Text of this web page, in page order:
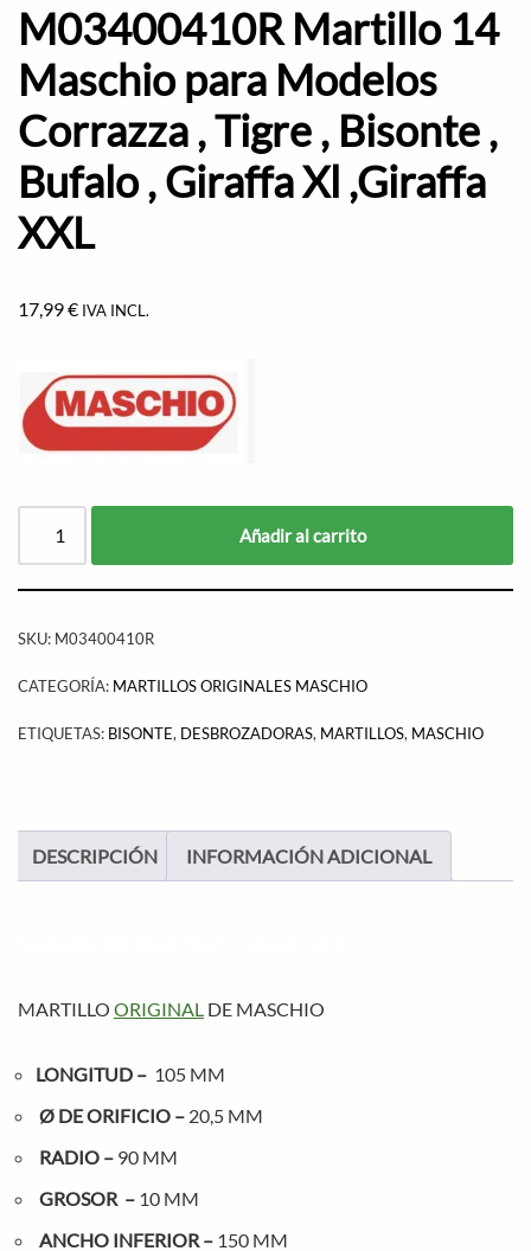
M03400410R Martillo 14
Maschio para Modelos
Corrazza , Tigre , Bisonte ,
Bufalo , Giraffa Xl ,Giraffa
XXL
17,99€ IVA INCL.
Añadir al carrito
SKU: M03400410R
CATEGORÍA: MARTILLOS ORIGINALES MASCHIO
ETIQUETAS: BISONTE, DESBROZADORAS, MARTILLOS, MASCHIO
DESCRIPCIÓN INFORMACIÓN ADICIONAL
MARTILLO ORIGINAL DE MASCHIO
LONGITUD – 105 MM
Ø DE ORIFICIO – 20,5 MM
RADIO – 90 MM
GROSOR – 10 MM
ANCHO INFERIOR – 150 MM